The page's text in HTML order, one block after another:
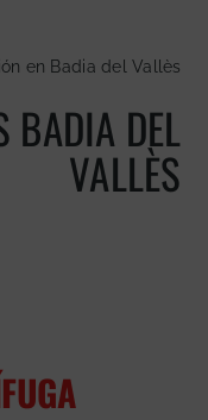
en Badia del Vallès
BADIA DEL
VALLÈS